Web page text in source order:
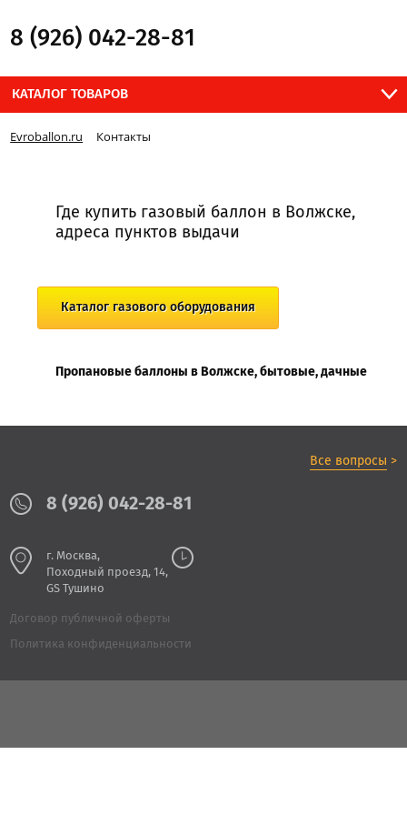
8 (926) 042-28-81
КАТАЛОГ ТОВАРОВ
Evroballon.ru Контакты
Каталог газового оборудования
Пропановые баллоны в Волжске, бытовые, дачные
Где купить газовый баллон в Волжске,
адреса пунктов выдачи
Все вопросы >
8 (926) 042-28-81
г. Москва,
Походный проезд, 14,
GS Тушино
Договор публичной оферты
Политика конфиденциальности